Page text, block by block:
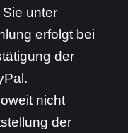
unter
erfolgt bei
der
nicht
der